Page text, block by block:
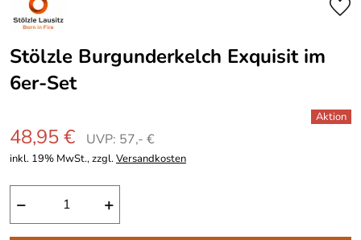
Stölzle Burgunderkelch Exquisit im
6er-Set
48,95 € UVP: 57,- €
inkl. 19% MwSt., zzgl.Versandkosten
− +